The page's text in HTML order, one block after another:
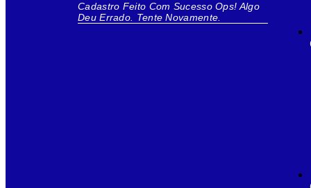
Cadastro Feito Com Sucesso Ops! Algo
Deu Errado. Tente Novamente.